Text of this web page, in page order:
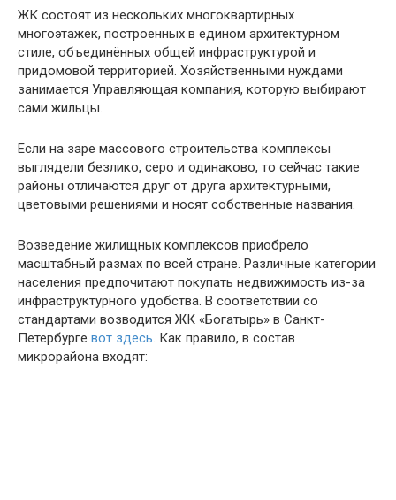
ЖК состоят из нескольких многоквартирных
многоэтажек, построенных в едином архитектурном
стиле, объединённых общей инфраструктурой и
придомовой территорией. Хозяйственными нуждами
занимается Управляющая компания, которую выбирают
сами жильцы.
Если на заре массового строительства комплексы
выглядели безлико, серо и одинаково, то сейчас такие
районы отличаются друг от друга архитектурными,
цветовыми решениями и носят собственные названия.
Возведение жилищных комплексов приобрело
масштабный размах по всей стране. Различные категории
населения предпочитают покупать недвижимость из-за
инфраструктурного удобства. В соответствии со
стандартами возводится ЖК «Богатырь» в Санкт-
Петербурге вот здесь. Как правило, в состав
микрорайона входят: